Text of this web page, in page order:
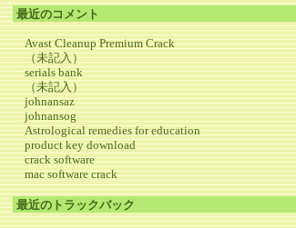
最近のコメント
Avast Cleanup Premium Crack
（未記入）
serials bank
（未記入）
johnansaz
johnansog
Astrological remedies for education
product key download
crack software
mac software crack
最近のトラックバック